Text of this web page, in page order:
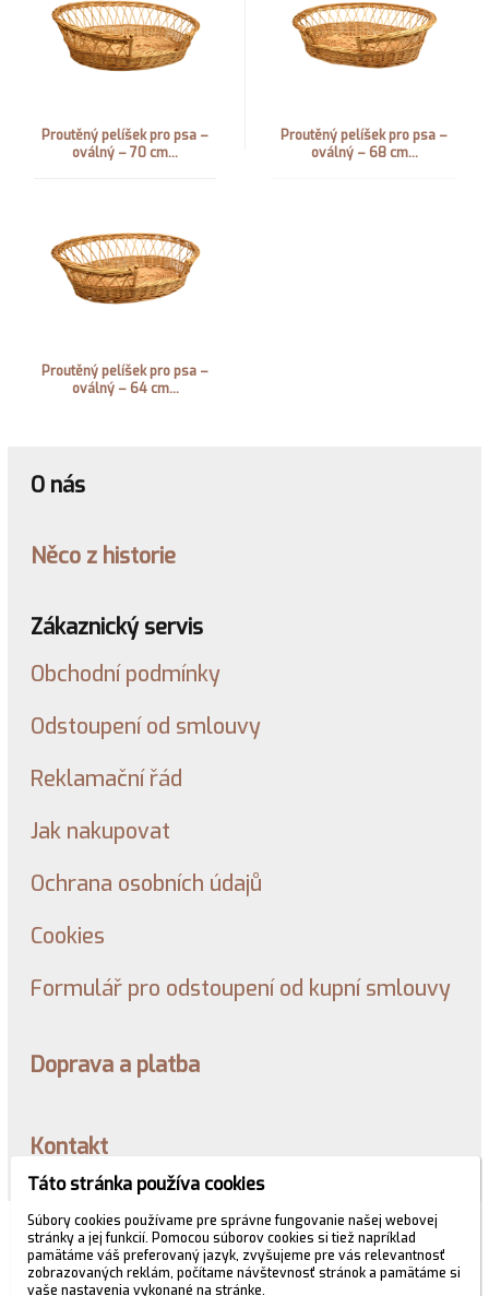
Proutěný pelíšek pro psa –
oválný – 70 cm...
Proutěný pelíšek pro psa –
oválný – 68 cm...
Proutěný pelíšek pro psa –
oválný – 64 cm...
O nás
Něco z historie
Zákaznický servis
Obchodní podmínky
Odstoupení od smlouvy
Reklamační řád
Jak nakupovat
Ochrana osobních údajů
Cookies
Formulář pro odstoupení od kupní smlouvy
Doprava a platba
Kontakt
© 2026 WEXBO |www.wexbo.com|Prihlásiť
Táto stránka používa cookies
Súbory cookies používame pre správne fungovanie našej webovej
stránky a jej funkcií. Pomocou súborov cookies si tiež napríklad
pamätáme váš preferovaný jazyk, zvyšujeme pre vás relevantnosť
zobrazovaných reklám, počítame návštevnosť stránok a pamätáme si
vaše nastavenia vykonané na stránke.